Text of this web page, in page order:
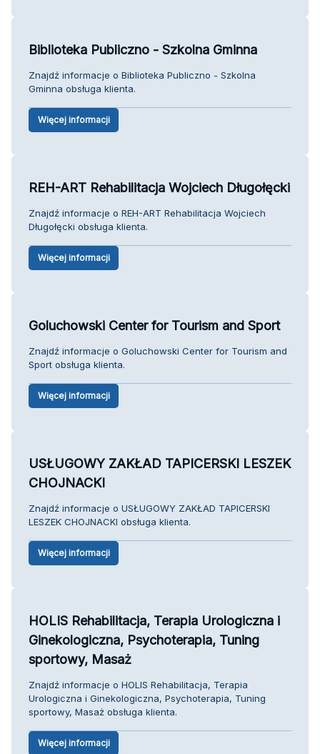
Biblioteka Publiczno - Szkolna Gminna
Znajdź informacje o Biblioteka Publiczno - Szkolna
Gminna obsługa klienta.
Więcej informacji
REH-ART Rehabilitacja Wojciech Długołęcki
Znajdź informacje o REH-ART Rehabilitacja Wojciech
Długołęcki obsługa klienta.
Więcej informacji
Goluchowski Center for Tourism and Sport
Znajdź informacje o Goluchowski Center for Tourism and
Sport obsługa klienta.
Więcej informacji
USŁUGOWY ZAKŁAD TAPICERSKI LESZEK
CHOJNACKI
Znajdź informacje o USŁUGOWY ZAKŁAD TAPICERSKI
LESZEK CHOJNACKI obsługa klienta.
Więcej informacji
HOLIS Rehabilitacja, Terapia Urologiczna i
Ginekologiczna, Psychoterapia, Tuning
sportowy, Masaż
Znajdź informacje o HOLIS Rehabilitacja, Terapia
Urologiczna i Ginekologiczna, Psychoterapia, Tuning
sportowy, Masaż obsługa klienta.
Więcej informacji